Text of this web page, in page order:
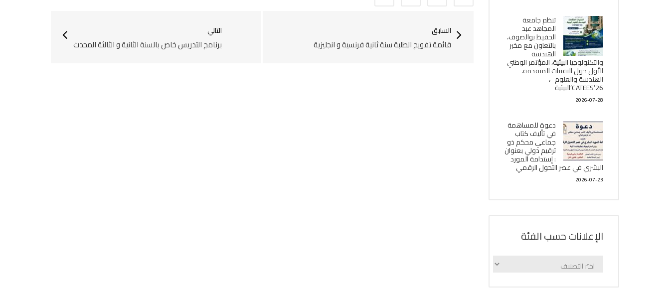
التالي
برنامج التدريس خاص بالسنة الثانية و الثالثة المحدث
السابق
قائمة تفويج الطلبة سنة ثانية فرنسية و انجليزية
تنظم جامعة
المجاهد عبد
الحفيظ بوالصوف،
بالتعاون مع مخبر
الھندسة
والتكنولوجيا البیئیة، المؤتمر الوطني
الأول حول التقنيات المتقدمة،
الھندسة والعلوم ،
CATEES’26’البیئية
2026-07-28
دعوة للمساهمة
في تأليف كتاب
جماعي محكم ذو
ترقيم دولي بعنوان
: إستدامة المورد
البشري في عصر التحول الرقمي
2026-07-23
الإعلانات حسب الفئة
الإعلانات